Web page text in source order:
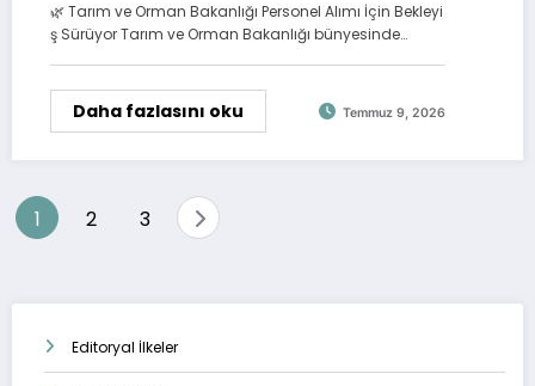
🌿 Tarım ve Orman Bakanlığı Personel Alımı İçin Bekleyi
ş Sürüyor Tarım ve Orman Bakanlığı bünyesinde…
Daha fazlasını oku Temmuz 9, 2026
Yazı
1 2 3
Editoryal İlkeler